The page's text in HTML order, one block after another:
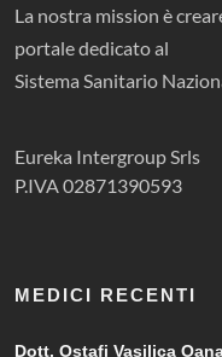
La nostra mission è
portale dedicato al
Sistema Sanitario
Eureka Intergroup Srls
P.IVA 02871390593
MEDICI RECENTI
Dott. Ostafi Vasilica